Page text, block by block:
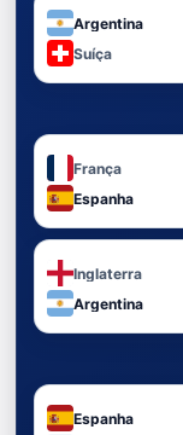
Argentina
Suíça
França
Espanha
Inglaterra
Argentina
Espanha